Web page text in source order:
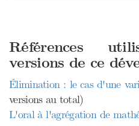
Références
versions de ce
Élimination : le cas d'une
versions au total)
L'oral à l'agrégation de